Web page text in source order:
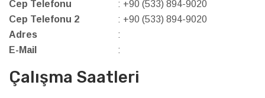
Cep Telefonu
: +90 (533) 894-9020
Cep Telefonu 2
: +90 (533) 894-9020
Adres
:
E-Mail
:
Çalışma Saatleri